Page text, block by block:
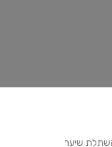
השתלת שיער